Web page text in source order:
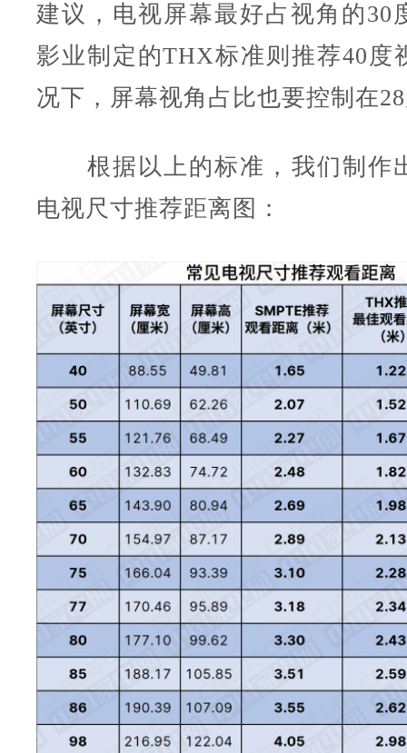
建议，电视屏幕最好占视角的30
影业制定的THX标准则推荐40度
况下，屏幕视角占比也要控制在
根据以上的标准，我们制作
电视尺寸推荐距离图：